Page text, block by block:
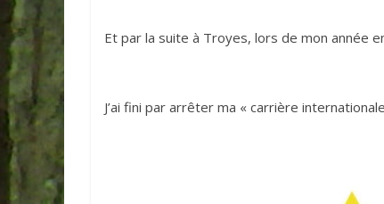
Et par la suite à Troyes, lors de mon année
J’ai fini par arrêter ma « carrière